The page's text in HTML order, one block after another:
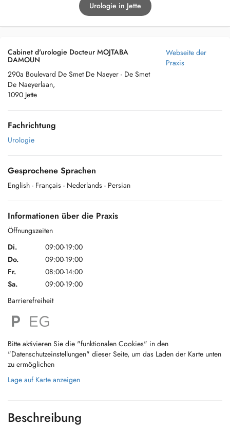
Urologie in Jette
Cabinet d'urologie Docteur MOJTABA
DAMOUN
290a Boulevard De Smet De Naeyer - De Smet
De Naeyerlaan,
1090 Jette
Webseite der
Praxis
Fachrichtung
Urologie
Gesprochene Sprachen
English - Français - Nederlands - Persian
Informationen über die Praxis
Öffnungszeiten
Di.
09:00-19:00
Do.
09:00-19:00
Fr.
08:00-14:00
Sa.
09:00-19:00
Barrierefreiheit
Bitte aktivieren Sie die "funktionalen Cookies" in den
"Datenschutzeinstellungen" dieser Seite, um das Laden der Karte unten
zu ermöglichen
Lage auf Karte anzeigen
Beschreibung